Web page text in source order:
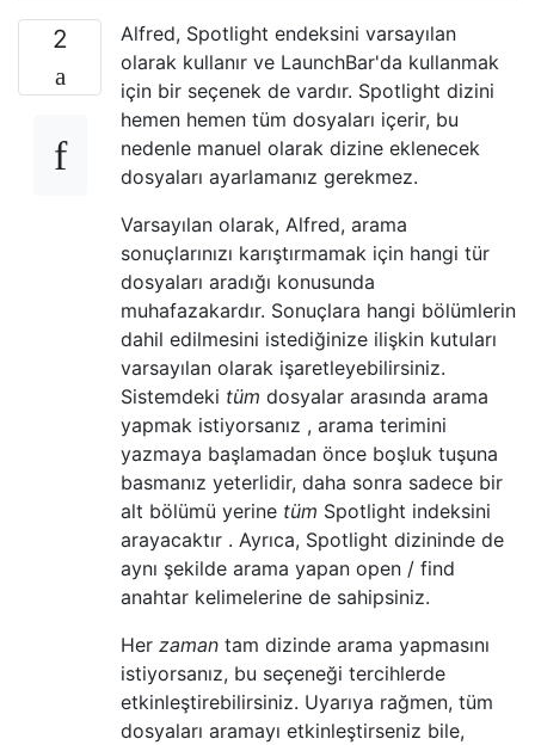
2
Alfred, Spotlight endeksini varsayılan
olarak kullanır ve LaunchBar'da kullanmak
için bir seçenek de vardır. Spotlight dizini
hemen hemen tüm dosyaları içerir, bu
nedenle manuel olarak dizine eklenecek
dosyaları ayarlamanız gerekmez.
Varsayılan olarak, Alfred, arama
sonuçlarınızı karıştırmamak için hangi tür
dosyaları aradığı konusunda
muhafazakardır. Sonuçlara hangi bölümlerin
dahil edilmesini istediğinize ilişkin kutuları
varsayılan olarak işaretleyebilirsiniz.
Sistemdeki tüm dosyalar arasında arama
yapmak istiyorsanız , arama terimini
yazmaya başlamadan önce boşluk tuşuna
basmanız yeterlidir, daha sonra sadece bir
alt bölümü yerine tüm Spotlight indeksini
arayacaktır . Ayrıca, Spotlight dizininde de
aynı şekilde arama yapan open / find
anahtar kelimelerine de sahipsiniz.
Her zaman tam dizinde arama yapmasını
istiyorsanız, bu seçeneği tercihlerde
etkinleştirebilirsiniz. Uyarıya rağmen, tüm
dosyaları aramayı etkinleştirseniz bile,